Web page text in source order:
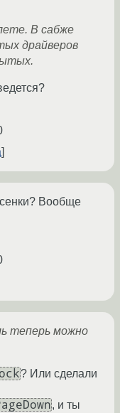
В сабже
драйверов
Вообще
теперь можно
? Или сделали
, и ты